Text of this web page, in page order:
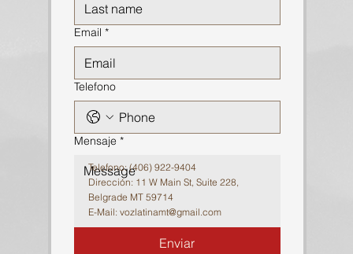
Email *
Telefono
Mensaje *
Enviar
Telefono: (406) 922-9404
Dirección: 11 W Main St, Suite 228,
Belgrade MT 59714
E-Mail:vozlatinamt@gmail.com